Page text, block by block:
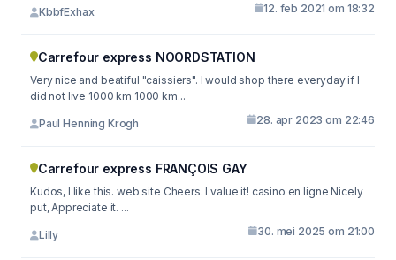
KbbfExhax 12. feb 2021 om 18:32
Carrefour express NOORDSTATION
Very nice and beatiful "caissiers". I would shop there everyday if I
did not live 1000 km 1000 km...
Paul Henning Krogh 28. apr 2023 om 22:46
Carrefour express FRANÇOIS GAY
Kudos, I like this. web site Cheers. I value it! casino en ligne Nicely
put, Appreciate it. ...
Lilly 30. mei 2025 om 21:00